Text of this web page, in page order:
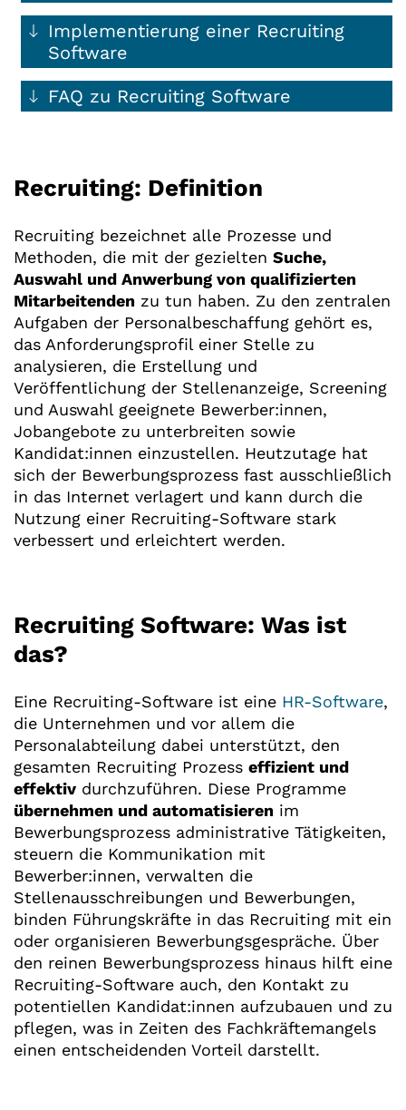
Implementierung einer Recruiting
Software
FAQ zu Recruiting Software
Recruiting: Definition
Recruiting bezeichnet alle Prozesse und
Methoden, die mit der gezielten Suche,
Auswahl und Anwerbung von qualifizierten
Mitarbeitenden zu tun haben. Zu den zentralen
Aufgaben der Personalbeschaffung gehört es,
das Anforderungsprofil einer Stelle zu
analysieren, die Erstellung und
Veröffentlichung der Stellenanzeige, Screening
und Auswahl geeignete Bewerber:innen,
Jobangebote zu unterbreiten sowie
Kandidat:innen einzustellen. Heutzutage hat
sich der Bewerbungsprozess fast ausschließlich
in das Internet verlagert und kann durch die
Nutzung einer Recruiting-Software stark
verbessert und erleichtert werden.
Recruiting Software: Was ist
das?
Eine Recruiting-Software ist eine HR-Software,
die Unternehmen und vor allem die
Personalabteilung dabei unterstützt, den
gesamten Recruiting Prozess effizient und
effektiv durchzuführen. Diese Programme
übernehmen und automatisieren im
Bewerbungsprozess administrative Tätigkeiten,
steuern die Kommunikation mit
Bewerber:innen, verwalten die
Stellenausschreibungen und Bewerbungen,
binden Führungskräfte in das Recruiting mit ein
oder organisieren Bewerbungsgespräche. Über
den reinen Bewerbungsprozess hinaus hilft eine
Recruiting-Software auch, den Kontakt zu
potentiellen Kandidat:innen aufzubauen und zu
pflegen, was in Zeiten des Fachkräftemangels
einen entscheidenden Vorteil darstellt.